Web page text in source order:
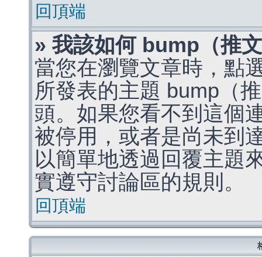
回頂端
» 我該如何 bump（推
當您在瀏覽文章時，點
所發表的主題 bump（
頭。如果您看不到這個
被停用，或者是尚未到
以簡單地透過回覆主題
實遵守討論區的規則。
回頂端